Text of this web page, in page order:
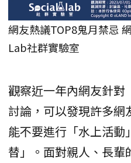
網友熱議TOP8鬼月禁忌
Lab社群實驗室
觀察近一年內網友針對
討論，可以發現許多網
能不要進行「水上活動
替」。面對親人、長輩